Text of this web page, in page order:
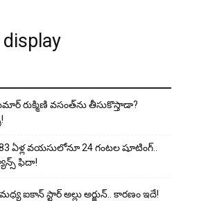
రుక్మిణి వసంత్‌ను తీసుకొస్తాడా?
ఏళ్ల వయసులోనూ 24 గంటల షూటింగ్..
ఫిదా!
ఐకాన్ స్టార్ అల్లు అర్జున్.. కారణం ఇదే!